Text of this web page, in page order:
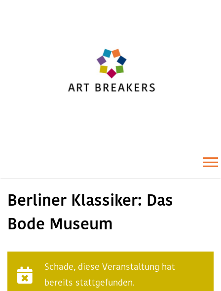
Startseite
Exclusive ART BREAKS
Berliner Klassiker: Das
Bode Museum
Schade, diese Veranstaltung hat
bereits stattgefunden.